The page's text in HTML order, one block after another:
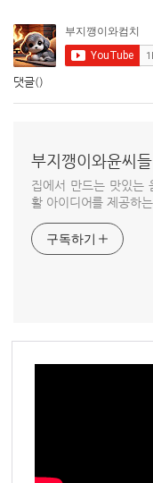
댓글()
부지깽이와윤씨
집에서 만드는 맛있는
활 아이디어를 제공하
구독하기